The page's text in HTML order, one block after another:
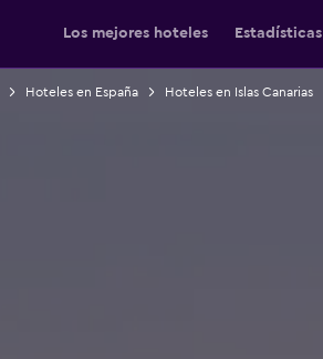
Los mejores hoteles Estadísticas
Hoteles en España Hoteles en Islas Canarias